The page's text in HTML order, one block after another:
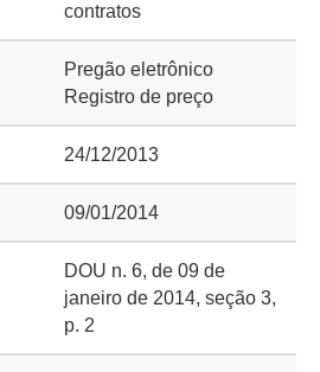
contratos
Pregão eletrônico
Registro de preço
24/12/2013
09/01/2014
DOU n. 6, de 09 de
janeiro de 2014, seção 3,
p. 2